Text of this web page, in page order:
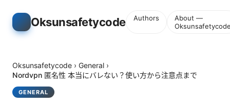
Oksunsafetycode Authors
About —
Oksunsafetycode › General ›
Nordvpn 匿名性 本当にバレない？使い方から注意点まで
GENERAL